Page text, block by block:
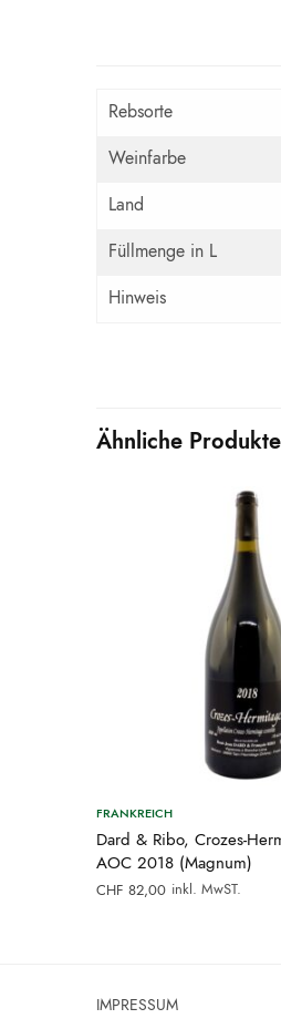
Rebsorte
Weinfarbe
Land
Füllmenge in L
Hinweis
Ähnliche Produkte
FRANKREICH
Dard & Ribo, Crozes-
AOC 2018 (Magnum)
CHF 82,00 inkl. MwST.
IMPRESSUM